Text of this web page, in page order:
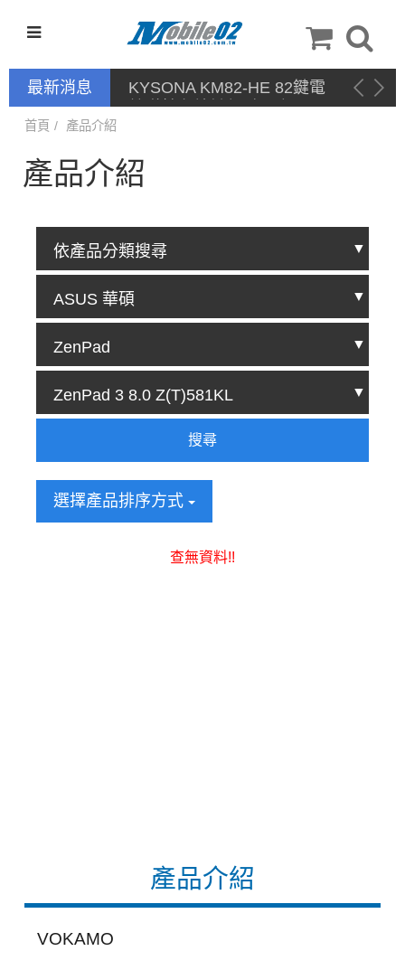
最新消息
KYSONA KM82-HE 82鍵電
競磁軸有線鍵盤 產品網頁驅
產品介紹
VOKAMO
首頁 產品介紹
產品介紹
搜尋
選擇產品排序方式
查無資料!!